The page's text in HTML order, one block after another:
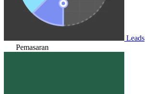
Leads
Pemasaran